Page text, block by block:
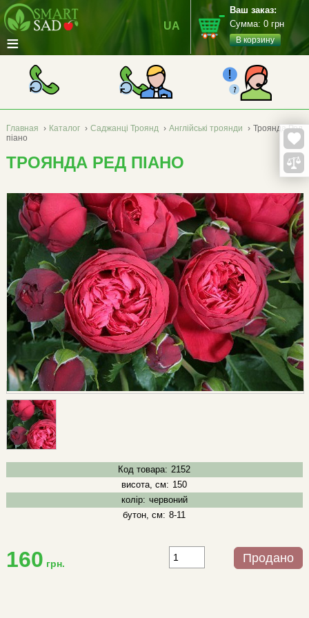
≡
UA
Ваш заказ:
Сумма: 0 грн
В корзину
Главная › Каталог › Саджанці Троянд › Англійські троянди › Троянда Ред
піано
ТРОЯНДА РЕД ПІАНО
Код товара: 2152
висота, см: 150
колір: червоний
бутон, см: 8-11
160 грн. Продано